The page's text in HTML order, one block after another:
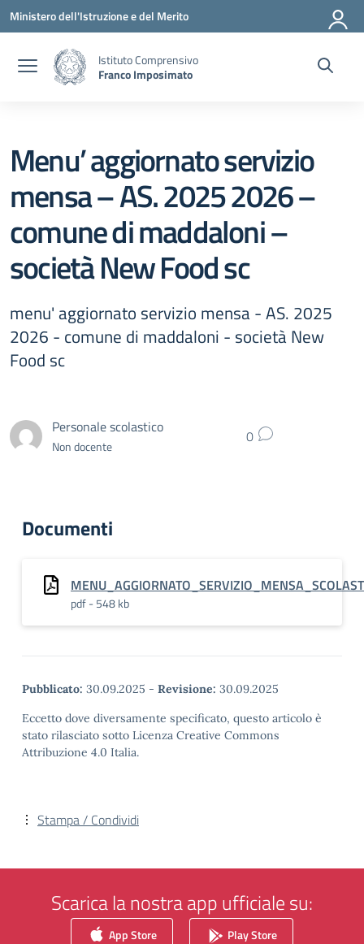
Vai ai contenuti
Vai al menu di navigazione
Vai al footer
Ministero dell'Istruzione e del Merito
Istituto Comprensivo
Franco Imposimato
Menu’ aggiornato servizio
mensa – AS. 2025 2026 –
comune di maddaloni –
società New Food sc
menu' aggiornato servizio mensa - AS. 2025
2026 - comune di maddaloni - società New
Food sc
Personale scolastico
Non docente 0
Documenti
pdf - 548 kb
Pubblicato: 30.09.2025 - Revisione: 30.09.2025
Eccetto dove diversamente specificato, questo articolo è
stato rilasciato sotto Licenza Creative Commons
Attribuzione 4.0 Italia.
Stampa / Condividi
Scarica la nostra app ufficiale su:
App Store Play Store